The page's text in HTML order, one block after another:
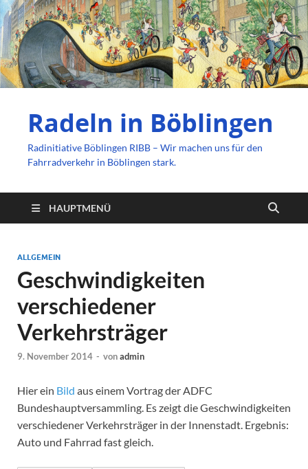
Radeln in Böblingen
Radinitiative Böblingen RIBB – Wir machen uns für den
Fahrradverkehr in Böblingen stark.
HAUPTMENÜ
ALLGEMEIN
Geschwindigkeiten
verschiedener
Verkehrsträger
9. November 2014 - vonadmin
Hier ein Bild aus einem Vortrag der ADFC
Bundeshauptversammling. Es zeigt die Geschwindigkeiten
verschiedener Verkehrsträger in der Innenstadt. Ergebnis:
Auto und Fahrrad fast gleich.